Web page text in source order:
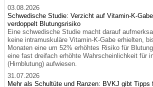
03.08.2026
Schwedische Studie: Verzicht auf Vitamin-K-
verdoppelt Blutungsrisiko
Eine schwedische Studie macht darauf
keine intramuskuläre Vitamin-K-Gabe erhielten,
Monaten eine um 52% erhöhtes Risiko für
eine fast dreifach erhöhte Wahrscheinlichkeit für
(Hirnblutung) aufwiesen.
31.07.2026
Mehr als Schultüte und Ranzen: BVKJ gibt Tipps